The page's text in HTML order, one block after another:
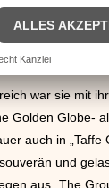
McCarthy die
meist
war sie mit
Golden Globe-
auch in „Taffe
und
aus „The